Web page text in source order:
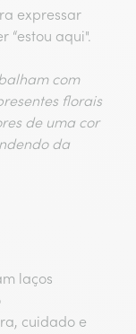
expressar
“estou aqui".
com
florais
de uma cor
da
laços
cuidado e